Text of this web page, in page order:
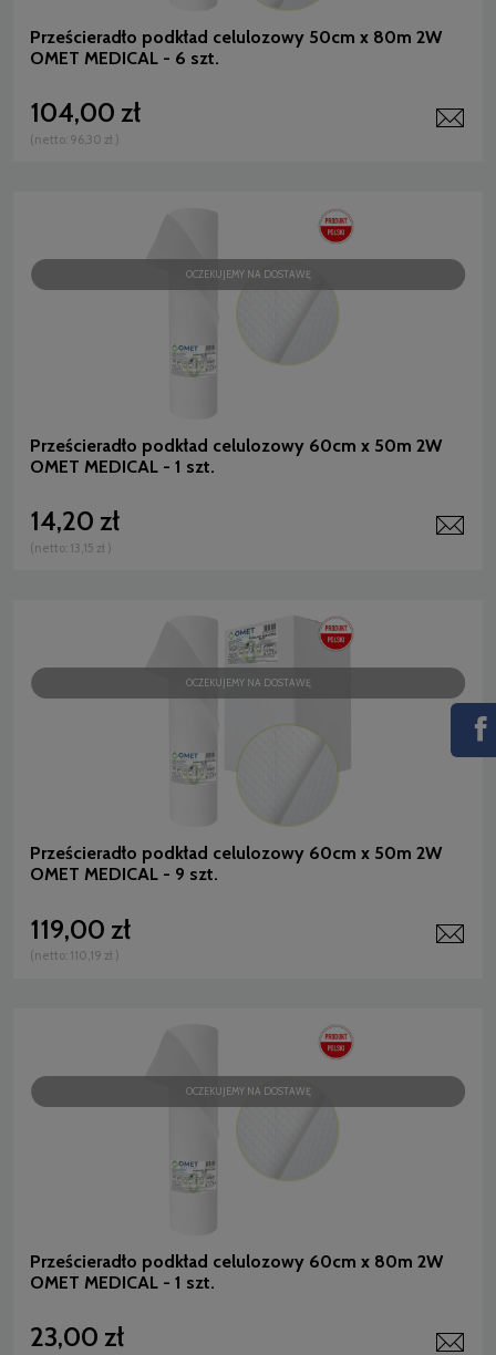
Prześcieradło podkład celulozowy 50cm x 80m 2W
OMET MEDICAL - 6 szt.
104,00 zł
(netto: 96,30 zł )
Prześcieradło podkład celulozowy 60cm x 50m 2W
OMET MEDICAL - 1 szt.
14,20 zł
(netto: 13,15 zł )
OCZEKUJEMY NA DOSTAWĘ
Prześcieradło podkład celulozowy 60cm x 50m 2W
OMET MEDICAL - 9 szt.
119,00 zł
(netto: 110,19 zł )
OCZEKUJEMY NA DOSTAWĘ
Prześcieradło podkład celulozowy 60cm x 80m 2W
OMET MEDICAL - 1 szt.
23,00 zł
OCZEKUJEMY NA DOSTAWĘ